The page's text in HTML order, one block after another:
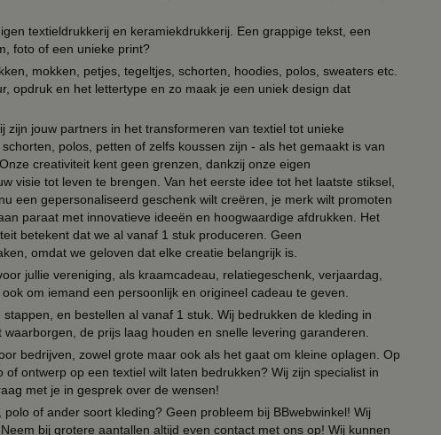
textieldrukkerij en keramiekdrukkerij. Een grappige tekst, een
foto of een unieke print?
mokken, petjes, tegeltjes, schorten, hoodies, polos, sweaters etc.
opdruk en het lettertype en zo maak je een uniek design dat
zijn jouw partners in het transformeren van textiel tot unieke
polos, petten of zelfs koussen zijn - als het gemaakt is van
creativiteit kent geen grenzen, dankzij onze eigen
visie tot leven te brengen. Van het eerste idee tot het laatste stiksel,
een gepersonaliseerd geschenk wilt creëren, je merk wilt promoten
paraat met innovatieve ideeën en hoogwaardige afdrukken. Het
betekent dat we al vanaf 1 stuk produceren. Geen
omdat we geloven dat elke creatie belangrijk is.
jullie vereniging, als kraamcadeau, relatiegeschenk, verjaardag,
om iemand een persoonlijk en origineel cadeau te geven.
en bestellen al vanaf 1 stuk. Wij bedrukken de kleding in
de prijs laag houden en snelle levering garanderen.
bedrijven, zowel grote maar ook als het gaat om kleine oplagen. Op
ontwerp op een textiel wilt laten bedrukken? Wij zijn specialist in
met je in gesprek over de wensen!
of ander soort kleding? Geen probleem bij BBwebwinkel! Wij
bij grotere aantallen altijd even contact met ons op! Wij kunnen